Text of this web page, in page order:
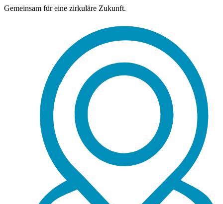
Gemeinsam für eine zirkuläre Zukunft.